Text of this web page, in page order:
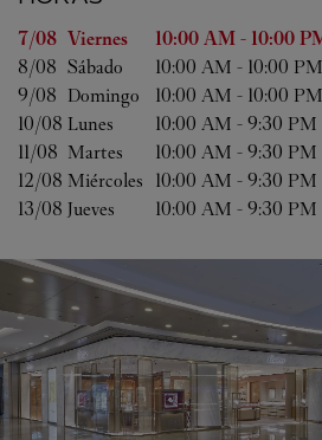
Día de la semana Horas
7/08 Viernes 10:00 AM - 10:00
8/08 Sábado 10:00 AM - 10:00 PM
9/08 Domingo 10:00 AM - 10:00 PM
10/08 Lunes 10:00 AM - 9:30 PM
11/08 Martes 10:00 AM - 9:30 PM
12/08 Miércoles 10:00 AM - 9:30 PM
13/08 Jueves 10:00 AM - 9:30 PM